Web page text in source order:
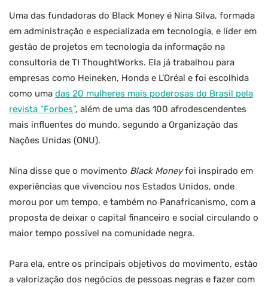
Uma das fundadoras do Black Money é Nina Silva, formada
em administração e especializada em tecnologia, e líder em
gestão de projetos em tecnologia da informação na
consultoria de TI ThoughtWorks. Ela já trabalhou para
empresas como Heineken, Honda e L’Oréal e foi escolhida
como uma das 20 mulheres mais poderosas do Brasil pela
revista “Forbes”, além de uma das 100 afrodescendentes
mais influentes do mundo, segundo a Organização das
Nações Unidas (ONU).
Nina disse que o movimento Black Moneyfoi inspirado em
experiências que vivenciou nos Estados Unidos, onde
morou por um tempo, e também no Panafricanismo, com a
proposta de deixar o capital financeiro e social circulando o
maior tempo possível na comunidade negra.
Para ela, entre os principais objetivos do movimento, estão
a valorização dos negócios de pessoas negras e fazer com